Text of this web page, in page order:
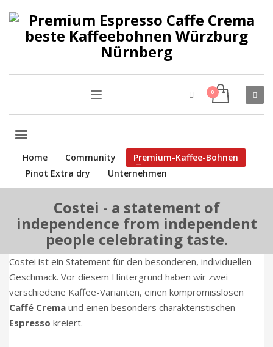
Home Community
Premium-Kaffee-Bohnen
Pinot Extra dry
Unternehmen
Costei - a statement of
independence from independent
people celebrating taste.
Costei ist ein Statement für den besonderen, individuellen
Geschmack. Vor diesem Hintergrund haben wir zwei
verschiedene Kaffee-Varianten, einen kompromisslosen
Caffé Crema und einen besonders charakteristischen
Espresso kreiert.